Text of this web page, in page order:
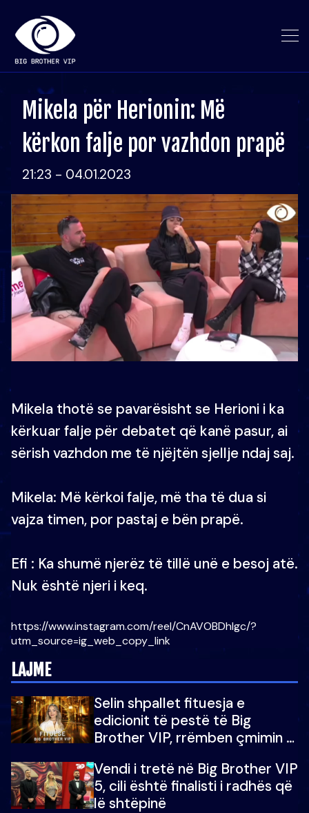
Mikela për Herionin: Më
kërkon falje por vazhdon prapë
21:23 - 04.01.2023
Mikela thotë se pavarësisht se Herioni i ka
kërkuar falje për debatet që kanë pasur, ai
sërish vazhdon me të njëjtën sjellje ndaj saj.
Mikela: Më kërkoi falje, më tha të dua si
vajza timen, por pastaj e bën prapë.
Efi : Ka shumë njerëz të tillë unë e besoj atë.
Nuk është njeri i keq.
https://www.instagram.com/reel/CnAVOBDhIgc/?
utm_source=ig_web_copy_link
LAJME
Selin shpallet fituesja e
edicionit të pestë të Big
Brother VIP, rrëmben çmimin e
Vendi i tretë në Big Brother VIP
5, cili është finalisti i radhës që
lë shtëpinë